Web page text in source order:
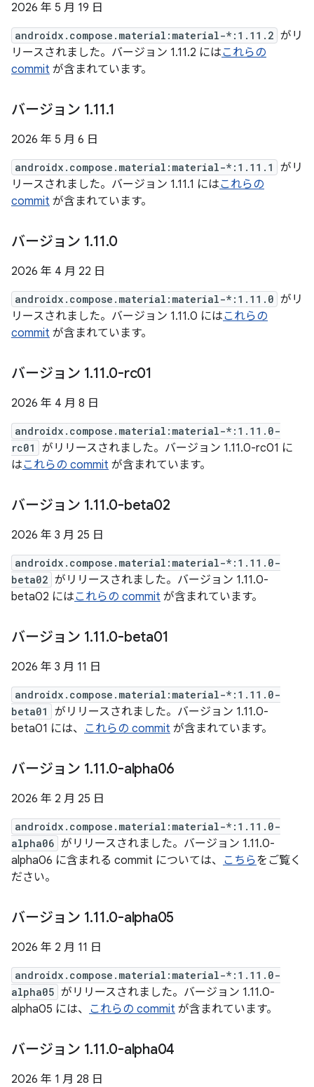
2026 年 5 月 19 日
androidx.compose.material:material-*:1.11.2 がリ
リースされました。バージョン 1.11.2 にはこれらの
commit が含まれています。
バージョン 1.11.1
2026 年 5 月 6 日
androidx.compose.material:material-*:1.11.1
がリ
リースされました。バージョン 1.11.1 にはこれらの
commit が含まれています。
バージョン 1.11.0
2026 年 4 月 22 日
androidx.compose.material:material-*:1.11.0 がリ
リースされました。バージョン 1.11.0 にはこれらの
commit が含まれています。
バージョン 1.11.0-rc01
2026 年 4 月 8 日
androidx.compose.material:material-*:1.11.0-
rc01
がリリースされました。バージョン 1.11.0-rc01 に
はこれらの commit が含まれています。
バージョン 1.11.0-beta02
2026 年 3 月 25 日
androidx.compose.material:material-*:1.11.0-
beta02 がリリースされました。バージョン 1.11.0-
beta02 にはこれらの commit が含まれています。
バージョン 1.11.0-beta01
2026 年 3 月 11 日
androidx.compose.material:material-*:1.11.0-
beta01
がリリースされました。バージョン 1.11.0-
beta01 には、 これらの commit が含まれています。
バージョン 1.11.0-alpha06
2026 年 2 月 25 日
androidx.compose.material:material-*:1.11.0-
alpha06 がリリースされました。バージョン 1.11.0-
alpha06 に含まれる commit については、 こちらをご覧く
ださい。
バージョン 1.11.0-alpha05
2026 年 2 月 11 日
androidx.compose.material:material-*:1.11.0-
alpha05 がリリースされました。バージョン 1.11.0-
alpha05 には、 これらの commit が含まれています。
バージョン 1.11.0-alpha04
2026 年 1 月 28 日